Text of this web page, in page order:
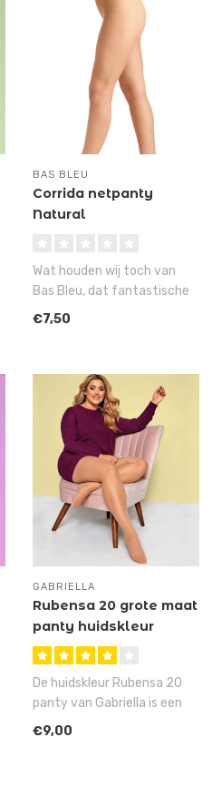
BAS BLEU
Corrida netpanty
Natural
Wat houden wij toch van
Bas Bleu, dat fantastische
artikelen maakt voor
€7,50
GABRIELLA
Rubensa 20 grote maat
panty huidskleur
De huidskleur Rubensa 20
panty van Gabriella is een
20 denier, grote maat panty
€9,00